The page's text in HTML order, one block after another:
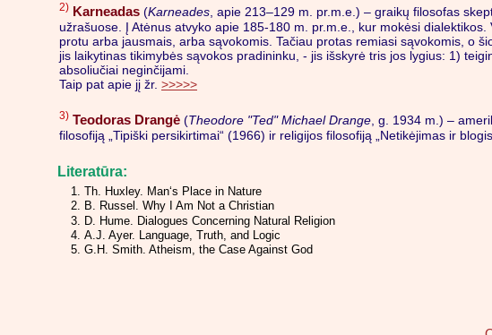
2) Karneadas (Karneades , apie 213–129 m. pr.m.e.) – graikų filosofas
užrašuose. Į Atėnus atvyko apie 185-180 m. pr.m.e., kur mokėsi
protu arba jausmais, arba sąvokomis. Tačiau protas remiasi sąvokomis, o
jis laikytinas tikimybės sąvokos pradininku, - jis išskyrė tris jos lygius: 1)
absoliučiai neginčijami.
Taip pat apie jį žr. >>>>>
3) Teodoras Drangė (Theodore "Ted" Michael Drange , g. 1934 m.) –
filosofiją „Tipiški persikirtimai“ (1966) ir religijos filosofiją „Netikėjimas ir
Literatūra:
Th. Huxley. Man‘s Place in Nature
B. Russel. Why I Am Not a Christian
D. Hume. Dialogues Concerning Natural Religion
A.J. Ayer. Language, Truth, and Logic
G.H. Smith. Atheism, the Case Against God